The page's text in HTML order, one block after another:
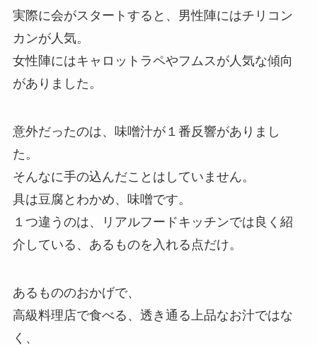
実際に会がスタートすると、男性陣にはチリコン
カンが人気。
女性陣にはキャロットラペやフムスが人気な傾向
がありました。
意外だったのは、味噌汁が１番反響がありまし
た。
そんなに手の込んだことはしていません。
具は豆腐とわかめ、味噌です。
１つ違うのは、リアルフードキッチンでは良く紹
介している、あるものを入れる点だけ。
あるもののおかげで、
高級料理店で食べる、透き通る上品なお汁ではな
く、